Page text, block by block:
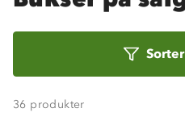
Sorter
36 produkter